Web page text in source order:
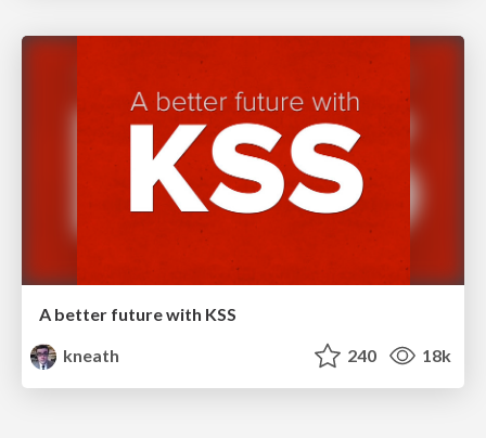
A better future with KSS
kneath
240 18k